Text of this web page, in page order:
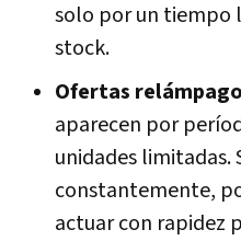
solo por un tiempo
stock.
Ofertas
aparecen por
unidades limitadas.
constantemente,
actuar con rapidez